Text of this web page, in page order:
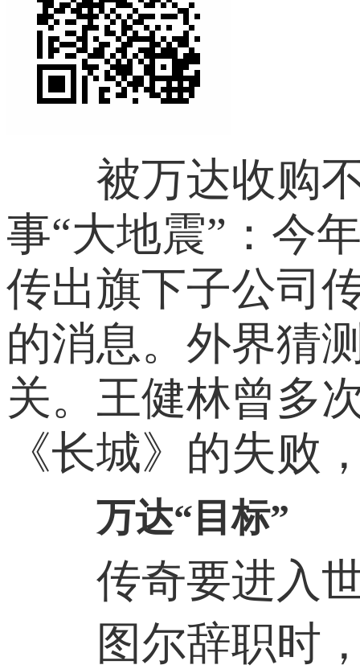
被万达收购不
事“大地震”：今
传出旗下子公司
的消息。外界猜
关。王健林曾多
《长城》的失败
万达“目标”
传奇要进入世
图尔辞职时，